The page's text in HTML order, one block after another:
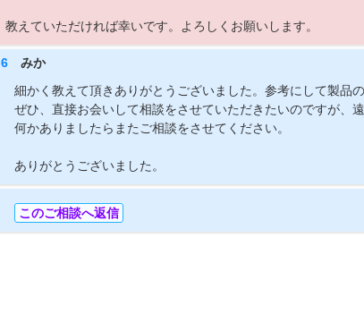
教えていただければ幸いです。よろしくお願いします。
6 みか
細かく教えて頂きありがとうございました。参考にして製品
ぜひ、直接お会いして相談をさせていただきたいのですが、
何かありましたらまたご相談をさせてください。
ありがとうございました。
このご相談へ返信